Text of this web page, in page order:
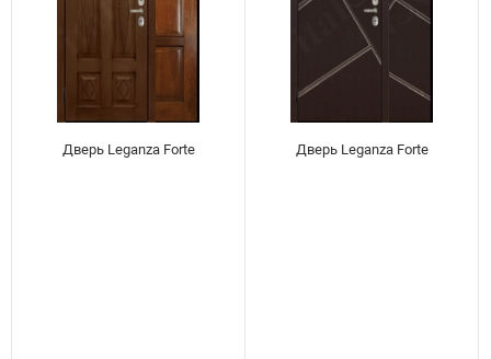
Дверь Leganza Forte Дверь Leganza Forte